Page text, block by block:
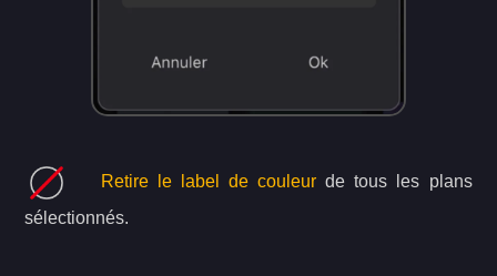
Retire le label de couleur de tous les plans
sélectionnés.